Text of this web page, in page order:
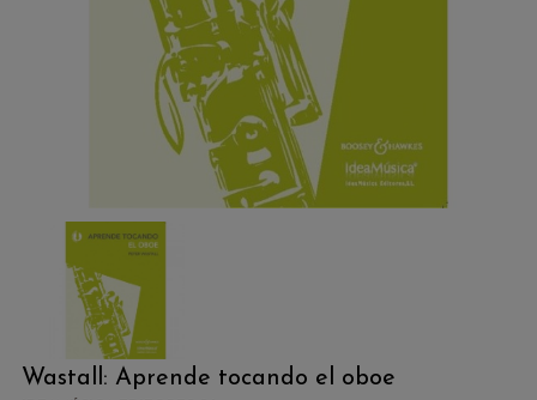
Wastall: Aprende tocando el oboe